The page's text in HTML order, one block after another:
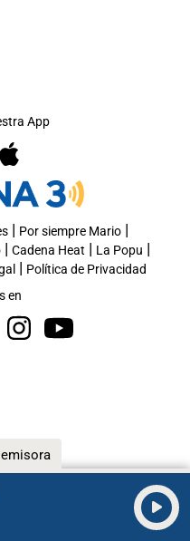
App
| Por siempre Mario|
| Cadena Heat | La Popu |
| Política de Privacidad
en